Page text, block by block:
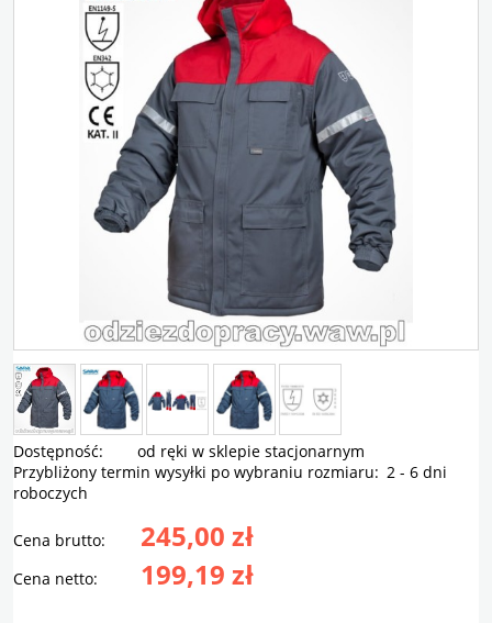
Dostępność:
od ręki w sklepie stacjonarnym
Przybliżony termin wysyłki po wybraniu rozmiaru: 2 - 6 dni
roboczych
Cena brutto: 245,00 zł
Cena netto: 199,19 zł